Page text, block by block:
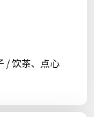
/ 饮茶、点心